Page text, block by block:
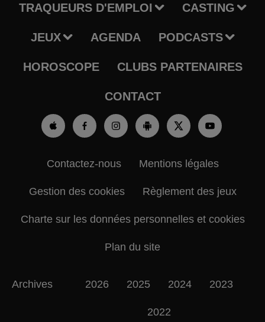
TRAQUEURS D'EMPLOI CASTING
JEUX AGENDA PODCASTS
HOROSCOPE CLUBS PARTENAIRES
CONTACT
Contactez-nous Mentions légales
Gestion des cookies Règlement des jeux
Charte sur les données personnelles et cookies
Plan du site
Archives 2026 2025 2024 2023
2022